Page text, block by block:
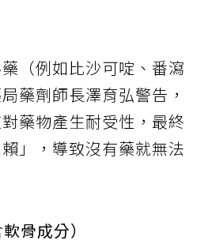
（例如比沙可啶、番瀉
藥劑師長澤育弘警告，
藥物產生耐受性，最終
」，導致沒有藥就無法
骨成分）